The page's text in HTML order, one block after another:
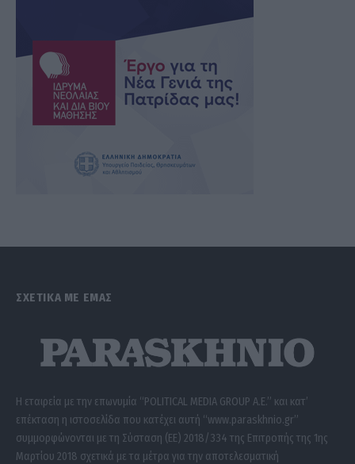
ΣΧΕΤΙΚΑ ΜΕ ΕΜΑΣ
Η εταιρεία με την επωνυμία “POLITICAL MEDIA GROUP A.E.” και κατ’
επέκταση η ιστοσελίδα που κατέχει αυτή “www.paraskhnio.gr”
συμμορφώνονται με τη Σύσταση (ΕΕ) 2018/334 της Επιτροπής της 1ης
Μαρτίου 2018 σχετικά με τα μέτρα για την αποτελεσματική